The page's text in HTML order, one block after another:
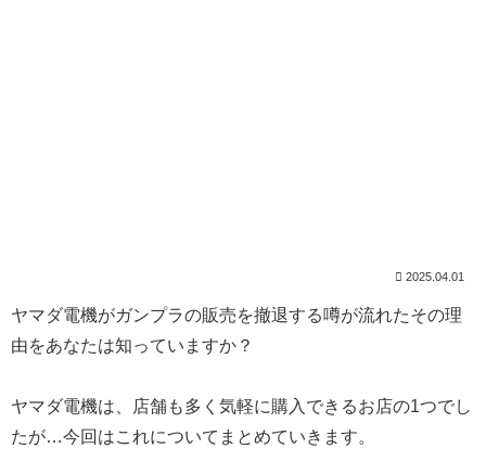
2025.04.01
ヤマダ電機がガンプラの販売を撤退する噂が流れたその理
由をあなたは知っていますか？
ヤマダ電機は、店舗も多く気軽に購入できるお店の1つでし
たが…今回はこれについてまとめていきます。